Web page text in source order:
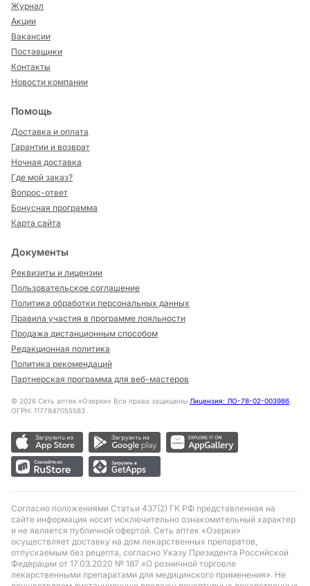
Журнал
Акции
Вакансии
Поставщики
Контакты
Новости компании
Помощь
Доставка и оплата
Гарантии и возврат
Ночная доставка
Где мой заказ?
Вопрос-ответ
Бонусная программа
Карта сайта
Документы
Реквизиты и лицензии
Пользовательское соглашение
Политика обработки персональных данных
Правила участия в программе лояльности
Продажа дистанционным способом
Редакционная политика
Политика рекомендаций
Партнерская программа для веб-мастеров
© 2026 Сеть аптек «Озерки» Все права защищены Лицензия: ЛО-78-02-003986,
ОГРН: 1177847055583
Согласно положениями Статьи 437(2) ГК РФ представленная на
сайте информация носит исключительно ознакомительный характер
и не является публичной офертой. Сеть аптек «Озерки»
осуществляет доставку на дом лекарственных препаратов,
отпускаемым без рецепта, согласно Указу Президента Российской
Федерации от 17.03.2020 № 187 «О розничной торговле
лекарственными препаратами для медицинского применения». Не